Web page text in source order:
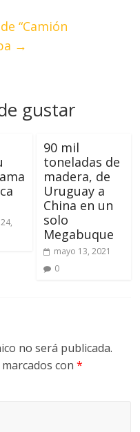
“Camión
→
gustar
90 mil
toneladas de
madera, de
Uruguay a
China en un
solo
Megabuque
mayo 13, 2021
0
no será publicada.
con*